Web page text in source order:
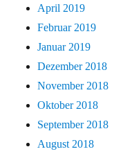
April 2019
Februar 2019
Januar 2019
Dezember 2018
November 2018
Oktober 2018
September 2018
August 2018